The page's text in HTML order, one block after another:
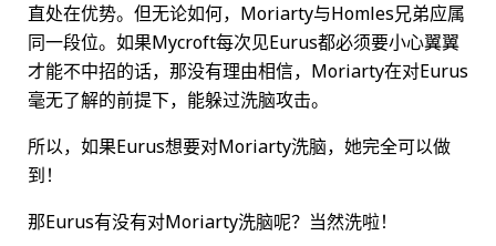
直处在优势。但无论如何，Moriarty与Homles兄弟应属
同一段位。如果Mycroft每次见Eurus都必须要小心翼翼
才能不中招的话，那没有理由相信，Moriarty在对Eurus
毫无了解的前提下，能躲过洗脑攻击。
所以，如果Eurus想要对Moriarty洗脑，她完全可以做
到！
那Eurus有没有对Moriarty洗脑呢？当然洗啦！